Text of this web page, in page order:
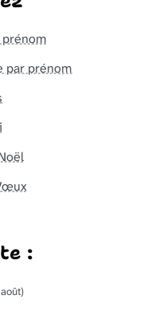
par prénom
: